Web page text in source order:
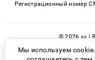
Регистрационный номер
© 2026 «» |
Возрастная
Мы используем